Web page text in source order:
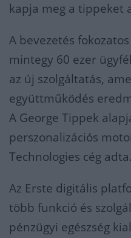
kapja meg a tippeket
A bevezetés
mintegy 60 ezer
az új szolgáltatás,
együttműködés
A George Tippek
perszonalizációs
Technologies cég adta.
Az Erste digitális
több funkció és
pénzügyi egészség